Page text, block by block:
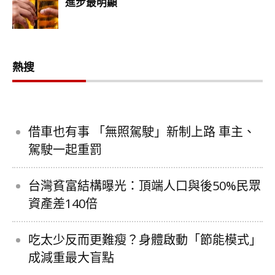
熱搜
借車也有事 「無照駕駛」新制上路 車主、
駕駛一起重罰
台灣貧富結構曝光：頂端人口與後50%民眾
資產差140倍
吃太少反而更難瘦？身體啟動「節能模式」
成減重最大盲點